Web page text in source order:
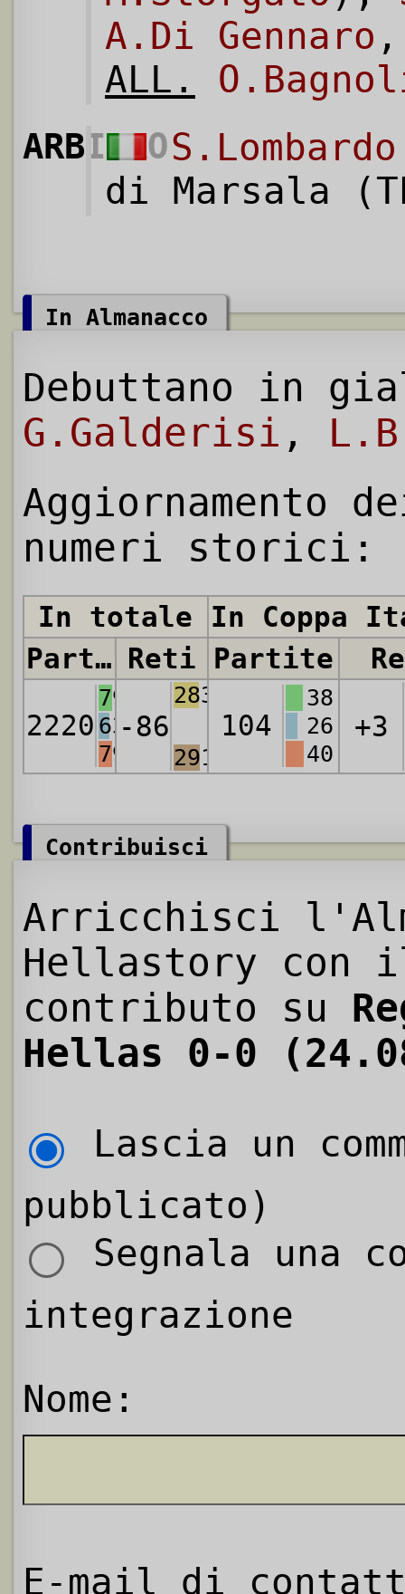
A.Di Gennaro
ALL.
ARBITROS.Lombardo
di Marsala
In Almanacco
Debuttano in
G.Galderisi ,
Aggiornamento
numeri storici:
In totale
In Coppa
Partite Reti Partite
2220
796
631
793
-86
2833
2919
104
38
26
40
+3
Contribuisci
Arricchisci
Hellastory con
contributo su
Hellas 0-0
Lascia un
pubblicato)
Segnala una
integrazione
Nome:
E-mail di